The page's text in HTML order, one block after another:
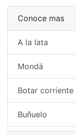
Conoce mas
A la lata
Mondá
Botar corriente
Buñuelo